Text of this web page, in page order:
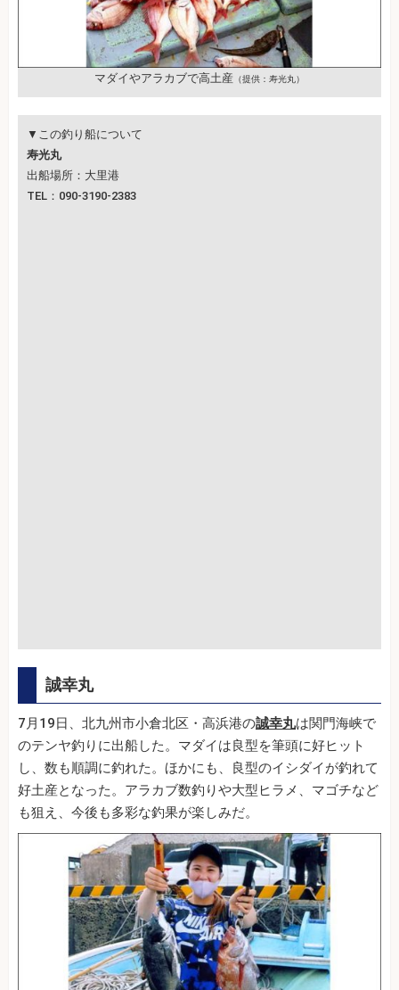
マダイやアラカブで高土産 （提供：寿光丸）
▼この釣り船について
寿光丸
出船場所：大里港
TEL：090-3190-2383
誠幸丸
7月19日、北九州市小倉北区・高浜港の誠幸丸は関門海峡で
のテンヤ釣りに出船した。マダイは良型を筆頭に好ヒット
し、数も順調に釣れた。ほかにも、良型のイシダイが釣れて
好土産となった。アラカブ数釣りや大型ヒラメ、マゴチなど
も狙え、今後も多彩な釣果が楽しみだ。